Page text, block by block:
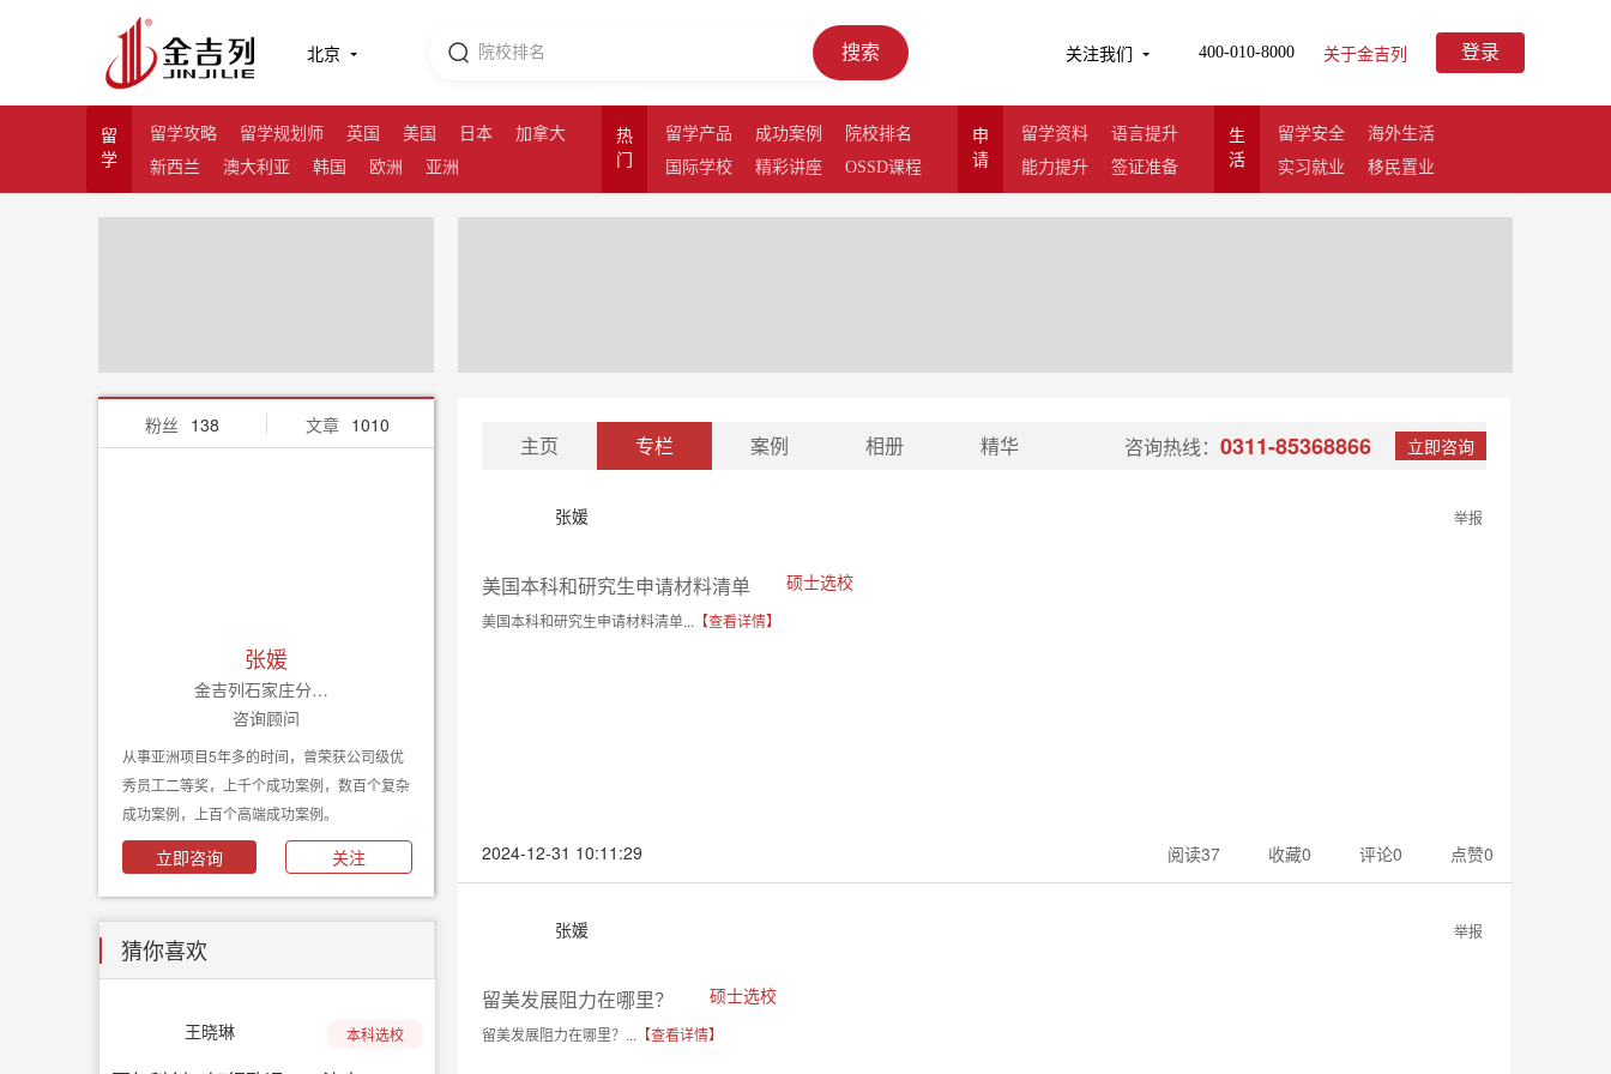
北京 搜索 关注我们 400-010-8000 关于金吉列 登录
留
学
留学攻略 留学规划师 英国 美国 日本
加拿大
新西兰
澳大利亚 韩国 欧洲 亚洲
热
门
留学产品 成功案例
院校排名
国际学校
精彩讲座 OSSD课程
申
请
留学资料
语言提升
能力提升
签证准备
生
活
留学安全
海外生活
实习就业
移民置业
粉丝 138 文章 1010
张媛
金吉列石家庄分公司
咨询顾问
从事亚洲项目5年多的时间，曾荣获公司级优
秀员工二等奖，上千个成功案例，数百个复杂
成功案例，上百个高端成功案例。
立即咨询 关注
猜你喜欢
王晓琳 本科选校
主页 专栏 案例 相册 精华 咨询热线： 0311-85368866 立即咨询
张媛 举报
美国本科和研究生申请材料清单 硕士选校
美国本科和研究生申请材料清单... 【查看详情】
2024-12-31 10:11:29 阅读37 收藏0 评论0 点赞0
张媛 举报
留美发展阻力在哪里？ 硕士选校
留美发展阻力在哪里？... 【查看详情】